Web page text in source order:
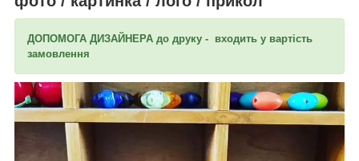
ДОПОМОГА ДИЗАЙНЕРА до друку - входить у вартість
замовлення